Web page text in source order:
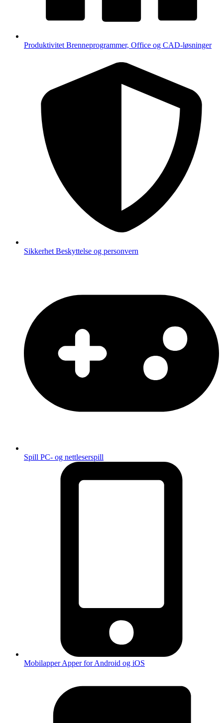
Produktivitet Brenneprogrammer, Office og CAD-løsninger
Sikkerhet Beskyttelse og personvern
Spill PC- og nettleserspill
MobilapperApper for Android og iOS